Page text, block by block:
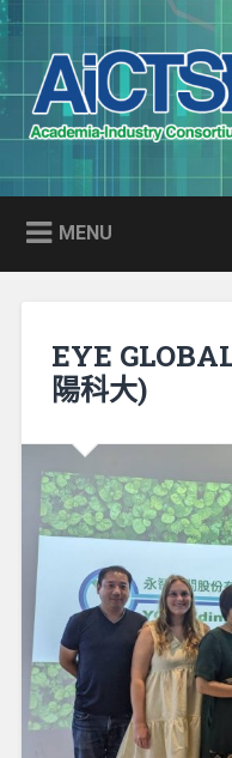
Skip
to
content
Search
AICTSP 台
產
Academia-Industry
MENU
EYE
陽科大)